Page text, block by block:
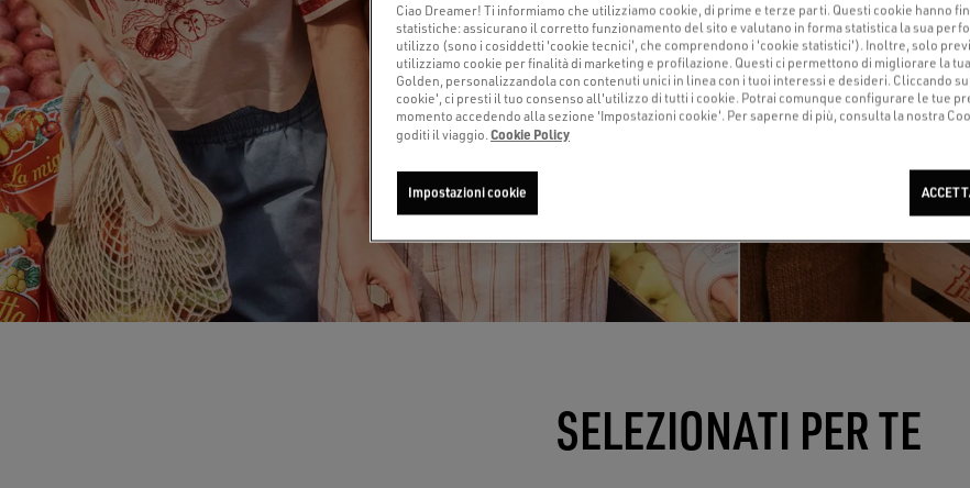
SELEZIONATI PER TE
Ciao Dreamer! Ti informiamo che utilizziamo cookie, di prime e terze parti. Questi cookie hanno
statistiche: assicurano il corretto funzionamento del sito e valutano in forma statistica la sua
utilizzo (sono i cosiddetti 'cookie tecnici', che comprendono i 'cookie statistici'). Inoltre, solo
utilizziamo cookie per finalità di marketing e profilazione. Questi ci permettono di migliorare la
Golden, personalizzandola con contenuti unici in linea con i tuoi interessi e desideri. Cliccando
cookie', ci presti il tuo consenso all'utilizzo di tutti i cookie. Potrai comunque configurare le tue
momento accedendo alla sezione 'Impostazioni cookie'. Per saperne di più, consulta la nostra
goditi il viaggio. Cookie Policy
Impostazioni cookie